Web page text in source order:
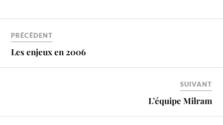
PRÉCÉDENT
Les enjeux en 2006
SUIVANT
L’équipe Milram